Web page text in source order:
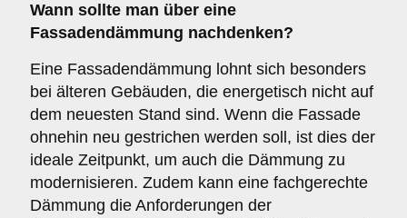
Wann sollte man über eine
Fassadendämmung nachdenken?
Eine Fassadendämmung lohnt sich besonders
bei älteren Gebäuden, die energetisch nicht auf
dem neuesten Stand sind. Wenn die Fassade
ohnehin neu gestrichen werden soll, ist dies der
ideale Zeitpunkt, um auch die Dämmung zu
modernisieren. Zudem kann eine fachgerechte
Dämmung die Anforderungen der